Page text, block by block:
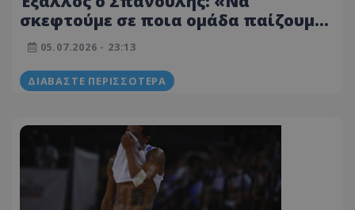
σκεφτούμε σε ποια ομάδα παίζουμε,
σαν να ήρθαμε από διακοπές»
05.07.2026 - 23:13
ΔΙΑΒΆΣΤΕ ΠΕΡΙΣΣΌΤΕΡΑ